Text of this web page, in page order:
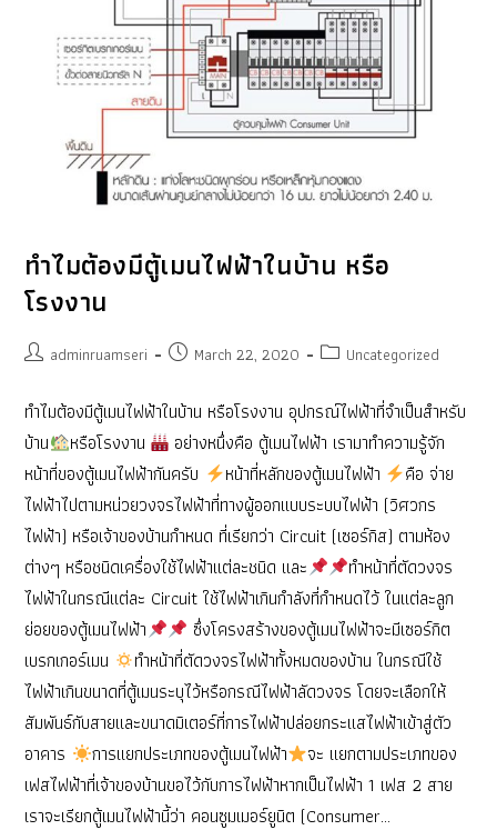
ทำไมต้องมีตู้เมนไฟฟ้าในบ้าน หรือ
โรงงาน
Postadminruamseri
PostMarch 22, 2020
PostUncategorized
ทำไมต้องมีตู้เมนไฟฟ้าในบ้าน หรือโรงงาน อุปกรณ์ไฟฟ้าที่จำเป็นสำหรับ
บ้าน
หรือโรงงาน
อย่างหนึ่งคือ ตู้เมนไฟฟ้า เรามาทำความรู้จัก
หน้าที่ของตู้เมนไฟฟ้ากันครับ
หน้าที่หลักของตู้เมนไฟฟ้า
คือ จ่าย
ไฟฟ้าไปตามหน่วยวงจรไฟฟ้าที่ทางผู้ออกแบบระบบไฟฟ้า (วิศวกร
ไฟฟ้า) หรือเจ้าของบ้านกำหนด ที่เรียกว่า Circuit (เซอร์กิส) ตามห้อง
ต่างๆ หรือชนิดเครื่องใช้ไฟฟ้าแต่ละชนิด และ
ทำหน้าที่ตัดวงจร
ไฟฟ้าในกรณีแต่ละ Circuit ใช้ไฟฟ้าเกินกำลังที่กำหนดไว้ ในแต่ละลูก
ย่อยของตู้เมนไฟฟ้า
ซึ่งโครงสร้างของตู้เมนไฟฟ้าจะมีเซอร์กิต
เบรกเกอร์เมน
ทำหน้าที่ตัดวงจรไฟฟ้าทั้งหมดของบ้าน ในกรณีใช้
ไฟฟ้าเกินขนาดที่ตู้เมนระบุไว้หรือกรณีไฟฟ้าลัดวงจร โดยจะเลือกให้
สัมพันธ์กับสายและขนาดมิเตอร์ที่การไฟฟ้าปล่อยกระแสไฟฟ้าเข้าสู่ตัว
อาคาร
การแยกประเภทของตู้เมนไฟฟ้า
จะ แยกตามประเภทของ
เฟสไฟฟ้าที่เจ้าของบ้านขอไว้กับการไฟฟ้าหากเป็นไฟฟ้า 1 เฟส 2 สาย
เราจะเรียกตู้เมนไฟฟ้านี้ว่า คอนซูมเมอร์ยูนิต (Consumer…